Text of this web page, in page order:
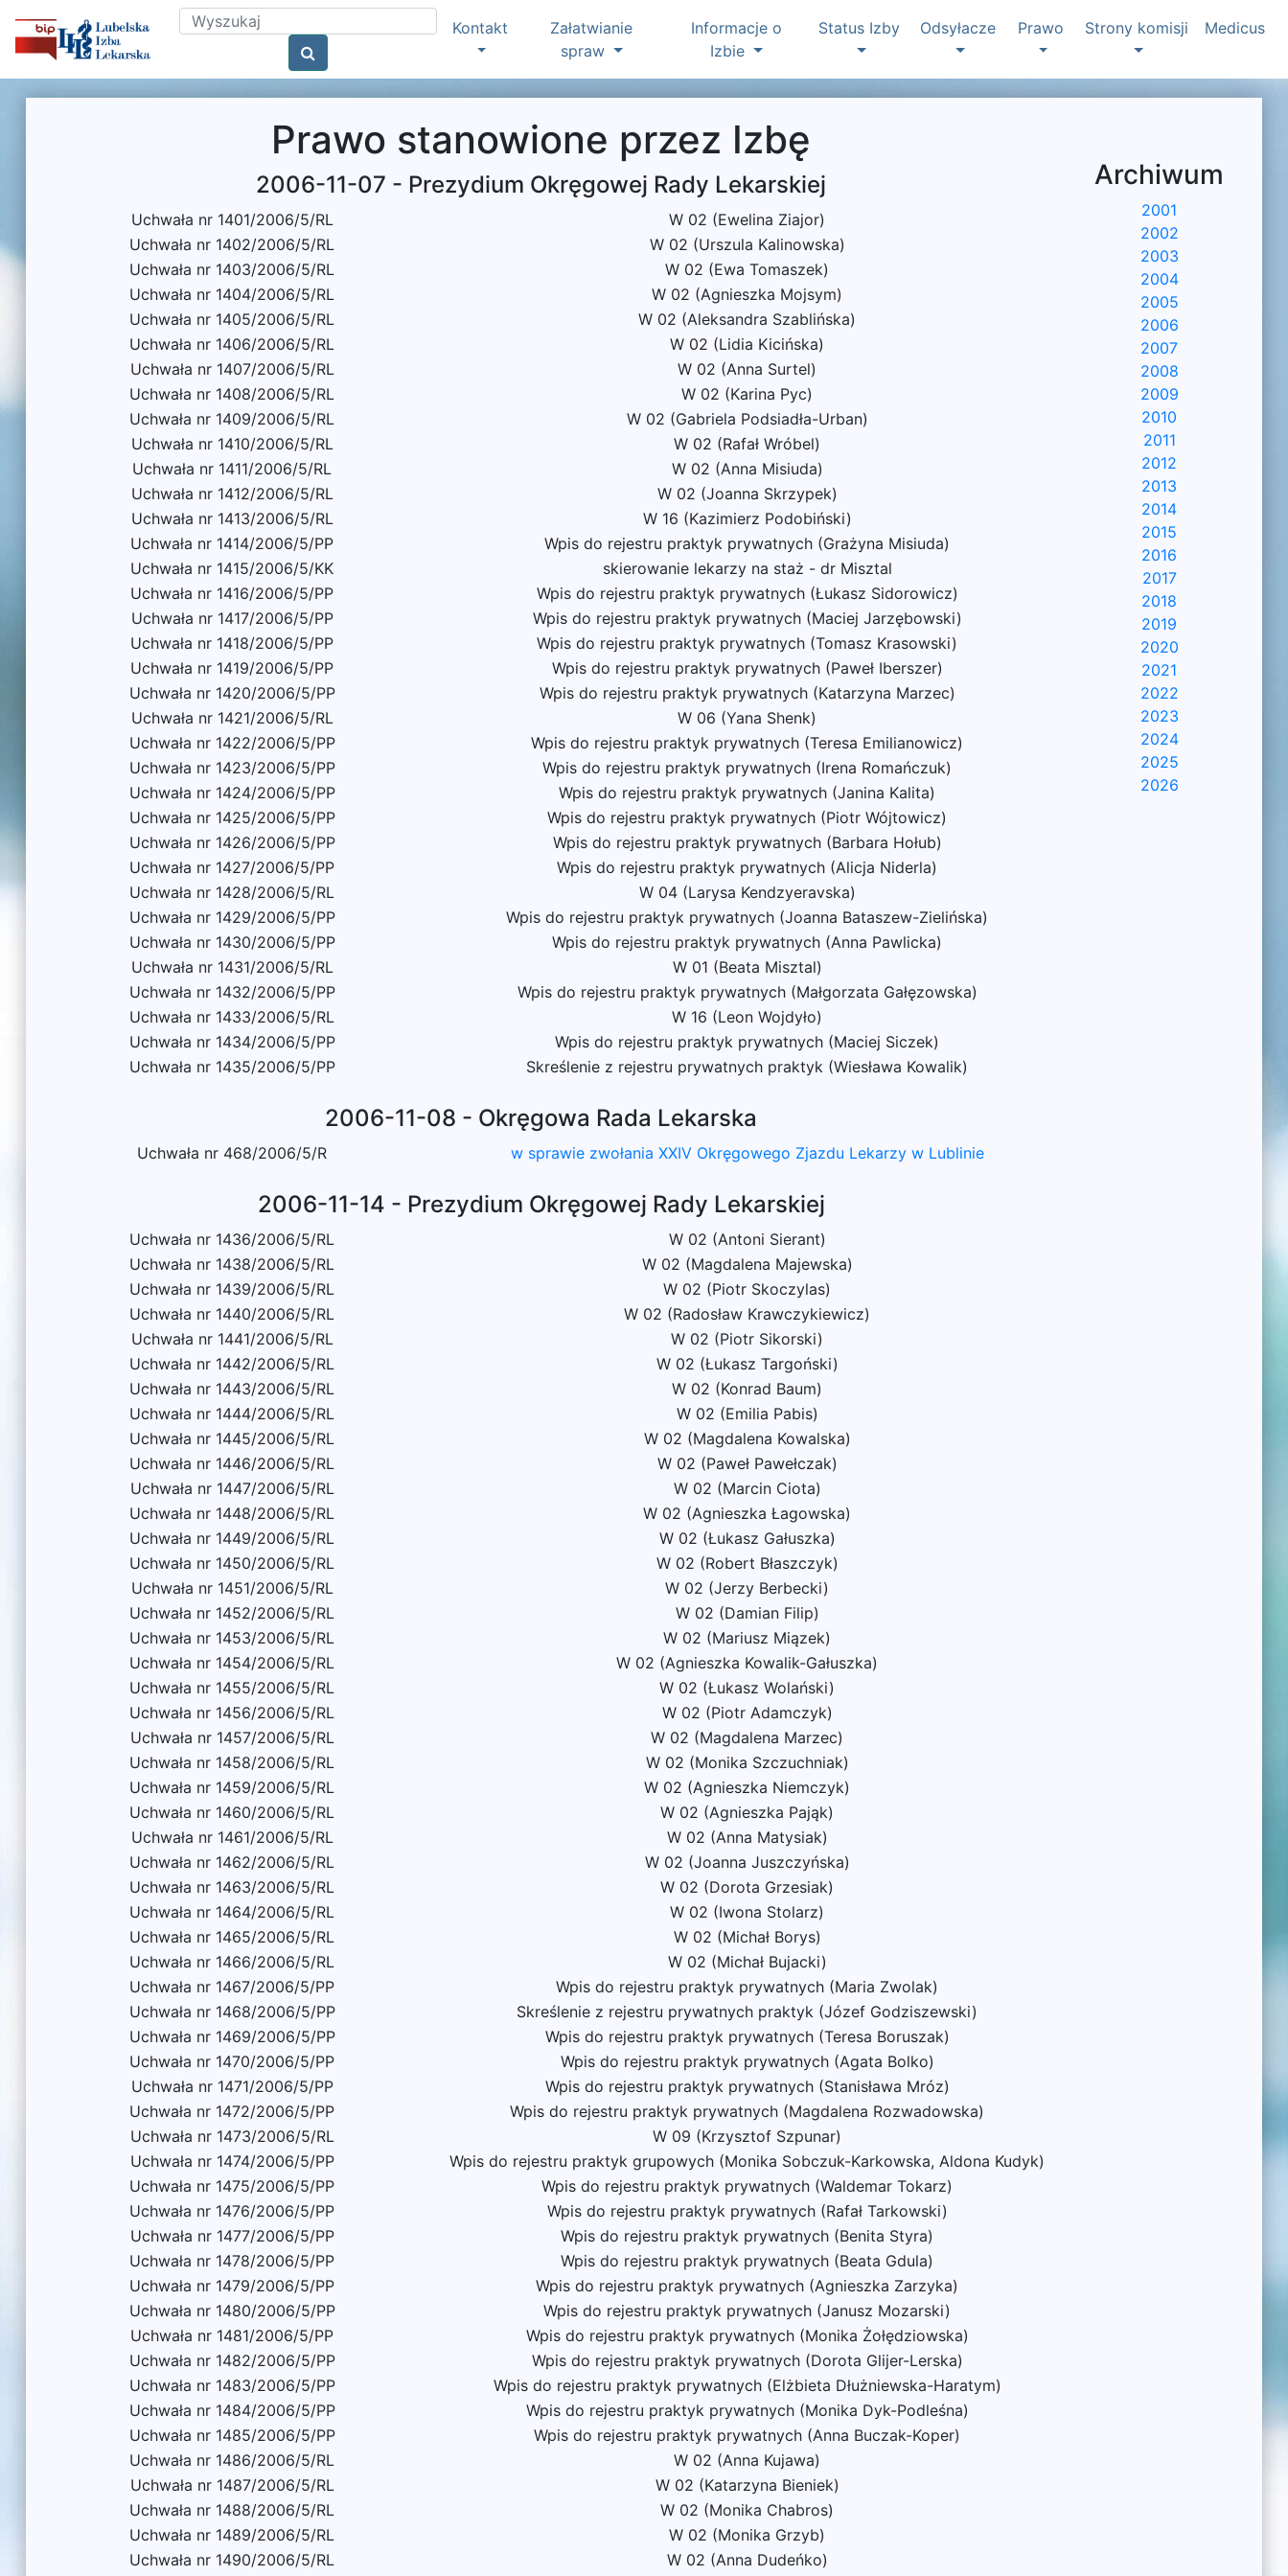
Kontakt
Załatwianie
spraw
Informacje o
Izbie
Status Izby Odsyłacze Prawo Strony komisji Medicus
Prawo stanowione przez Izbę
2006-11-07 - Prezydium Okręgowej Rady Lekarskiej
Uchwała nr 1401/2006/5/RL
W 02 (Ewelina Ziajor)
Uchwała nr 1402/2006/5/RL
W 02 (Urszula Kalinowska)
Uchwała nr 1403/2006/5/RL
W 02 (Ewa Tomaszek)
Uchwała nr 1404/2006/5/RL
W 02 (Agnieszka Mojsym)
Uchwała nr 1405/2006/5/RL
W 02 (Aleksandra Szablińska)
Uchwała nr 1406/2006/5/RL
W 02 (Lidia Kicińska)
Uchwała nr 1407/2006/5/RL
W 02 (Anna Surtel)
Uchwała nr 1408/2006/5/RL
W 02 (Karina Pyc)
Uchwała nr 1409/2006/5/RL
W 02 (Gabriela Podsiadła-Urban)
Uchwała nr 1410/2006/5/RL
W 02 (Rafał Wróbel)
Uchwała nr 1411/2006/5/RL
W 02 (Anna Misiuda)
Uchwała nr 1412/2006/5/RL
W 02 (Joanna Skrzypek)
Uchwała nr 1413/2006/5/RL
W 16 (Kazimierz Podobiński)
Uchwała nr 1414/2006/5/PP
Wpis do rejestru praktyk prywatnych (Grażyna Misiuda)
Uchwała nr 1415/2006/5/KK
skierowanie lekarzy na staż - dr Misztal
Uchwała nr 1416/2006/5/PP
Wpis do rejestru praktyk prywatnych (Łukasz Sidorowicz)
Uchwała nr 1417/2006/5/PP
Wpis do rejestru praktyk prywatnych (Maciej Jarzębowski)
Uchwała nr 1418/2006/5/PP
Wpis do rejestru praktyk prywatnych (Tomasz Krasowski)
Uchwała nr 1419/2006/5/PP
Wpis do rejestru praktyk prywatnych (Paweł Iberszer)
Uchwała nr 1420/2006/5/PP
Wpis do rejestru praktyk prywatnych (Katarzyna Marzec)
Uchwała nr 1421/2006/5/RL
W 06 (Yana Shenk)
Uchwała nr 1422/2006/5/PP
Wpis do rejestru praktyk prywatnych (Teresa Emilianowicz)
Uchwała nr 1423/2006/5/PP
Wpis do rejestru praktyk prywatnych (Irena Romańczuk)
Uchwała nr 1424/2006/5/PP
Wpis do rejestru praktyk prywatnych (Janina Kalita)
Uchwała nr 1425/2006/5/PP
Wpis do rejestru praktyk prywatnych (Piotr Wójtowicz)
Uchwała nr 1426/2006/5/PP
Wpis do rejestru praktyk prywatnych (Barbara Hołub)
Uchwała nr 1427/2006/5/PP
Wpis do rejestru praktyk prywatnych (Alicja Niderla)
Uchwała nr 1428/2006/5/RL
W 04 (Larysa Kendzyeravska)
Uchwała nr 1429/2006/5/PP
Wpis do rejestru praktyk prywatnych (Joanna Bataszew-Zielińska)
Uchwała nr 1430/2006/5/PP
Wpis do rejestru praktyk prywatnych (Anna Pawlicka)
Uchwała nr 1431/2006/5/RL
W 01 (Beata Misztal)
Uchwała nr 1432/2006/5/PP
Wpis do rejestru praktyk prywatnych (Małgorzata Gałęzowska)
Uchwała nr 1433/2006/5/RL
W 16 (Leon Wojdyło)
Uchwała nr 1434/2006/5/PP
Wpis do rejestru praktyk prywatnych (Maciej Siczek)
Uchwała nr 1435/2006/5/PP
Skreślenie z rejestru prywatnych praktyk (Wiesława Kowalik)
2006-11-08 - Okręgowa Rada Lekarska
Uchwała nr 468/2006/5/R w sprawie zwołania XXIV Okręgowego Zjazdu Lekarzy w Lublinie
2006-11-14 - Prezydium Okręgowej Rady Lekarskiej
Uchwała nr 1436/2006/5/RL
W 02 (Antoni Sierant)
Uchwała nr 1438/2006/5/RL
W 02 (Magdalena Majewska)
Uchwała nr 1439/2006/5/RL
W 02 (Piotr Skoczylas)
Uchwała nr 1440/2006/5/RL
W 02 (Radosław Krawczykiewicz)
Uchwała nr 1441/2006/5/RL
W 02 (Piotr Sikorski)
Uchwała nr 1442/2006/5/RL
W 02 (Łukasz Targoński)
Uchwała nr 1443/2006/5/RL
W 02 (Konrad Baum)
Uchwała nr 1444/2006/5/RL
W 02 (Emilia Pabis)
Uchwała nr 1445/2006/5/RL
W 02 (Magdalena Kowalska)
Uchwała nr 1446/2006/5/RL
W 02 (Paweł Pawełczak)
Uchwała nr 1447/2006/5/RL
W 02 (Marcin Ciota)
Uchwała nr 1448/2006/5/RL
W 02 (Agnieszka Łagowska)
Uchwała nr 1449/2006/5/RL
W 02 (Łukasz Gałuszka)
Uchwała nr 1450/2006/5/RL
W 02 (Robert Błaszczyk)
Uchwała nr 1451/2006/5/RL
W 02 (Jerzy Berbecki)
Uchwała nr 1452/2006/5/RL
W 02 (Damian Filip)
Uchwała nr 1453/2006/5/RL
W 02 (Mariusz Miązek)
Uchwała nr 1454/2006/5/RL
W 02 (Agnieszka Kowalik-Gałuszka)
Uchwała nr 1455/2006/5/RL
W 02 (Łukasz Wolański)
Uchwała nr 1456/2006/5/RL
W 02 (Piotr Adamczyk)
Uchwała nr 1457/2006/5/RL
W 02 (Magdalena Marzec)
Uchwała nr 1458/2006/5/RL
W 02 (Monika Szczuchniak)
Uchwała nr 1459/2006/5/RL
W 02 (Agnieszka Niemczyk)
Uchwała nr 1460/2006/5/RL
W 02 (Agnieszka Pająk)
Uchwała nr 1461/2006/5/RL
W 02 (Anna Matysiak)
Uchwała nr 1462/2006/5/RL
W 02 (Joanna Juszczyńska)
Uchwała nr 1463/2006/5/RL
W 02 (Dorota Grzesiak)
Uchwała nr 1464/2006/5/RL
W 02 (Iwona Stolarz)
Uchwała nr 1465/2006/5/RL
W 02 (Michał Borys)
Uchwała nr 1466/2006/5/RL
W 02 (Michał Bujacki)
Uchwała nr 1467/2006/5/PP
Wpis do rejestru praktyk prywatnych (Maria Zwolak)
Uchwała nr 1468/2006/5/PP
Skreślenie z rejestru prywatnych praktyk (Józef Godziszewski)
Uchwała nr 1469/2006/5/PP
Wpis do rejestru praktyk prywatnych (Teresa Boruszak)
Uchwała nr 1470/2006/5/PP
Wpis do rejestru praktyk prywatnych (Agata Bolko)
Uchwała nr 1471/2006/5/PP
Wpis do rejestru praktyk prywatnych (Stanisława Mróz)
Uchwała nr 1472/2006/5/PP
Wpis do rejestru praktyk prywatnych (Magdalena Rozwadowska)
Uchwała nr 1473/2006/5/RL
W 09 (Krzysztof Szpunar)
Uchwała nr 1474/2006/5/PP
Wpis do rejestru praktyk grupowych (Monika Sobczuk-Karkowska, Aldona Kudyk)
Uchwała nr 1475/2006/5/PP
Wpis do rejestru praktyk prywatnych (Waldemar Tokarz)
Uchwała nr 1476/2006/5/PP
Wpis do rejestru praktyk prywatnych (Rafał Tarkowski)
Uchwała nr 1477/2006/5/PP
Wpis do rejestru praktyk prywatnych (Benita Styra)
Uchwała nr 1478/2006/5/PP
Wpis do rejestru praktyk prywatnych (Beata Gdula)
Uchwała nr 1479/2006/5/PP
Wpis do rejestru praktyk prywatnych (Agnieszka Zarzyka)
Uchwała nr 1480/2006/5/PP
Wpis do rejestru praktyk prywatnych (Janusz Mozarski)
Uchwała nr 1481/2006/5/PP
Wpis do rejestru praktyk prywatnych (Monika Żołędziowska)
Uchwała nr 1482/2006/5/PP
Wpis do rejestru praktyk prywatnych (Dorota Glijer-Lerska)
Uchwała nr 1483/2006/5/PP
Wpis do rejestru praktyk prywatnych (Elżbieta Dłużniewska-Haratym)
Uchwała nr 1484/2006/5/PP
Wpis do rejestru praktyk prywatnych (Monika Dyk-Podleśna)
Uchwała nr 1485/2006/5/PP
Wpis do rejestru praktyk prywatnych (Anna Buczak-Koper)
Uchwała nr 1486/2006/5/RL
W 02 (Anna Kujawa)
Uchwała nr 1487/2006/5/RL
W 02 (Katarzyna Bieniek)
Uchwała nr 1488/2006/5/RL
W 02 (Monika Chabros)
Uchwała nr 1489/2006/5/RL
W 02 (Monika Grzyb)
Uchwała nr 1490/2006/5/RL
W 02 (Anna Dudeńko)
Archiwum
2001
2002
2003
2004
2005
2006
2007
2008
2009
2010
2011
2012
2013
2014
2015
2016
2017
2018
2019
2020
2021
2022
2023
2024
2025
2026